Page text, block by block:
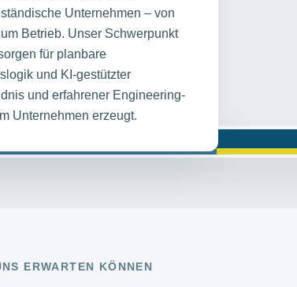
Unternehmen – von
Betrieb. Unser Schwerpunkt
für planbare
und KI-gestützter
und erfahrener Engineering-
Unternehmen erzeugt.
Videos wird eine Verbindung zu
ERWARTEN KÖNNEN